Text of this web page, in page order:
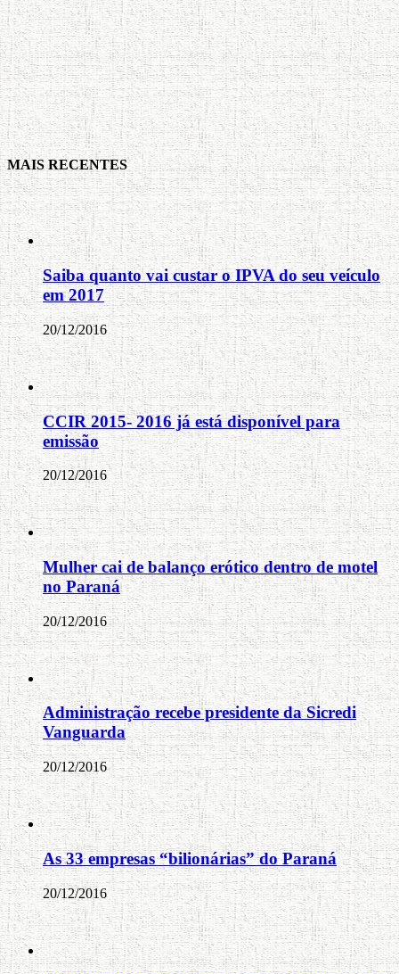
MAIS RECENTES
Saiba quanto vai custar o IPVA do seu veículo
em 2017
20/12/2016
CCIR 2015- 2016 já está disponível para
emissão
20/12/2016
Mulher cai de balanço erótico dentro de motel
no Paraná
20/12/2016
Administração recebe presidente da Sicredi
Vanguarda
20/12/2016
As 33 empresas “bilionárias” do Paraná
20/12/2016